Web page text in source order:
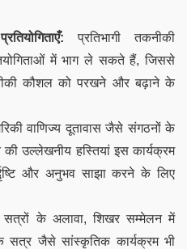
प्रतिभागी तकनीकी
में भाग ले सकते हैं, जिससे
कौशल को परखने और बढ़ाने के
वाणिज्य दूतावास जैसे संगठनों के
उल्लेखनीय हस्तियां इस कार्यक्रम
और अनुभव साझा करने के लिए
सत्रों के अलावा, शिखर सम्मेलन में
सत्र जैसे सांस्कृतिक कार्यक्रम भी